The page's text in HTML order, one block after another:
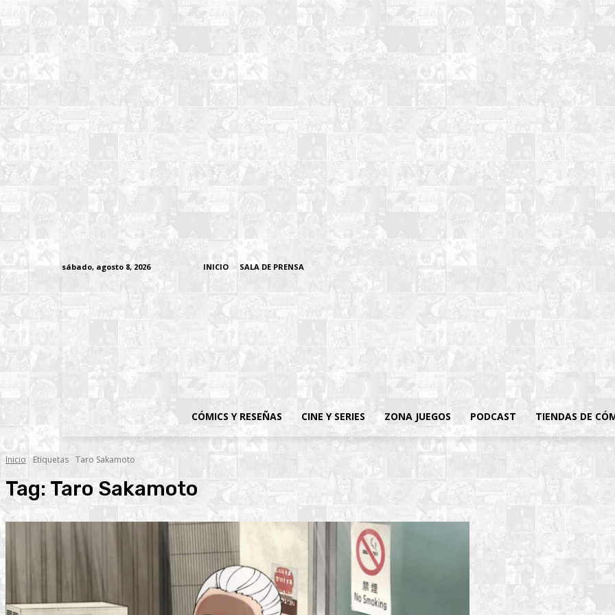
sábado, agosto 8, 2026 INICIO SALA DE PRENSA
CÓMICS Y RESEÑAS CINE Y SERIES ZONA JUEGOS PODCAST TIENDAS DE
Inicio Etiquetas Taro Sakamoto
Tag: Taro Sakamoto